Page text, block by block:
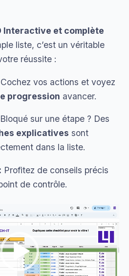
Interactive et complète
liste, c’est un véritable
réussite :
Cochez vos actions et voyez
progression avancer.
Bloqué sur une étape ? Des
explicatives sont
dans la liste.
Profitez de conseils précis
de contrôle.